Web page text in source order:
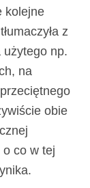
kolejne
z
użytego np.
na
obie
o co w tej